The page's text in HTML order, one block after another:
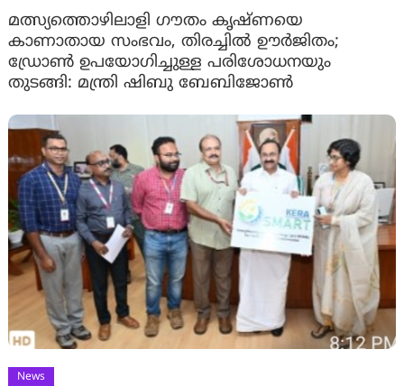
മത്സ്യത്തൊഴിലാളി ഗൗതം കൃഷ്ണയെ
കാണാതായ സംഭവം, തിരച്ചിൽ ഊർജിതം;
ഡ്രോണ്‍ ഉപയോഗിച്ചുള്ള പരിശോധനയും
തുടങ്ങി: മന്ത്രി ഷിബു ബേബിജോണ്‍
News